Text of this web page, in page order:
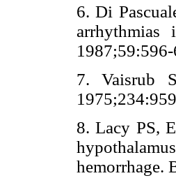
6. Di
arrhythmias
7. Vaisrub
8. Lacy PS,